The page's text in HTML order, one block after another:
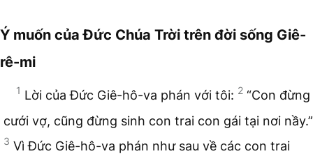
Ý muốn của Đức Chúa Trời trên đời sống Giê-
rê-mi
1 Lời của Đức Giê-hô-va phán với tôi: 2 “Con đừng
cưới vợ, cũng đừng sinh con trai con gái tại nơi nầy.”
3 Vì Đức Giê-hô-va phán như sau về các con trai